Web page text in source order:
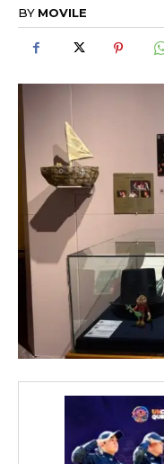
BY MOVILE